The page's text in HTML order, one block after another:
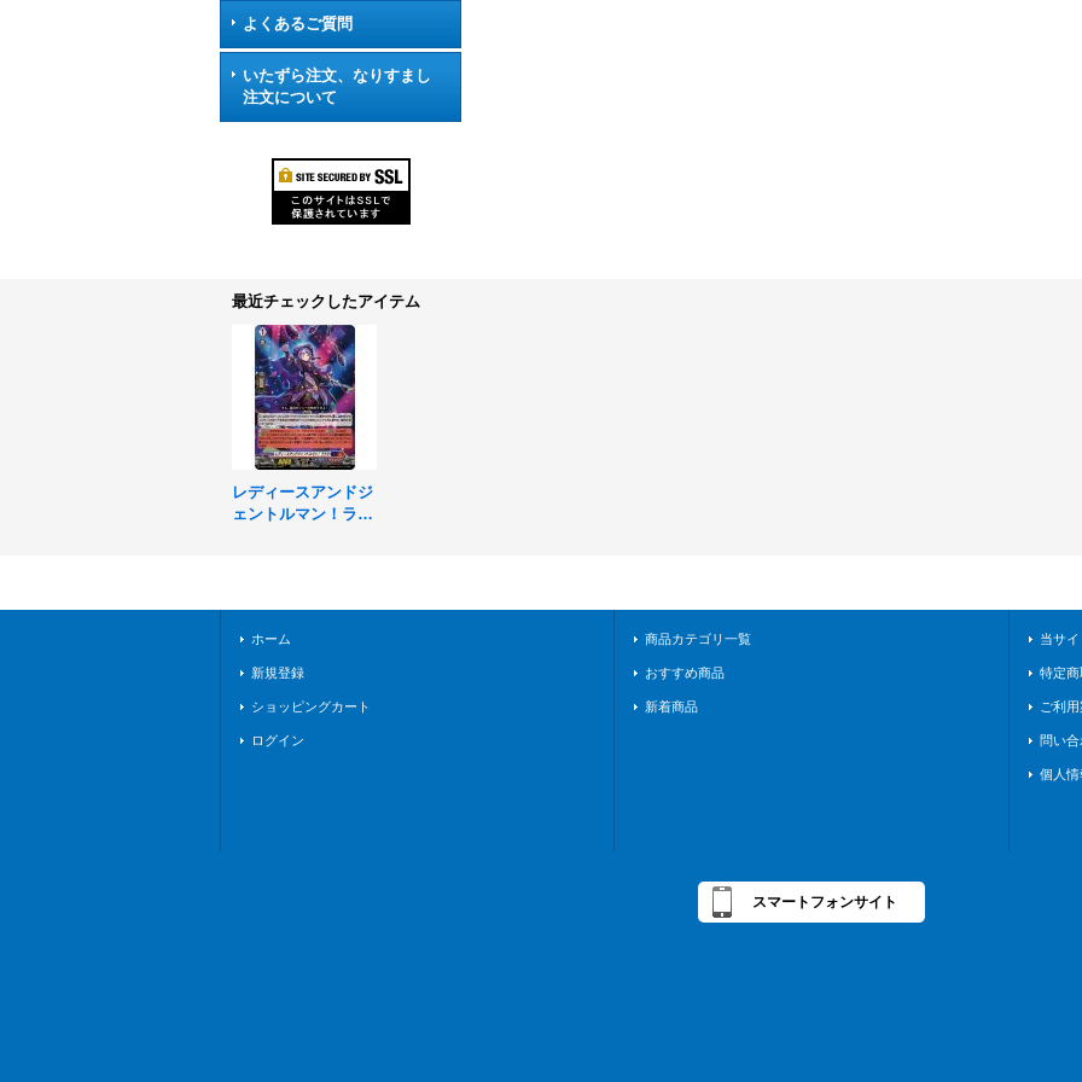
よくあるご質問
いたずら注文、なりすまし
注文について
最近チェックしたアイテム
レディースアンドジ
ェントルマン！ララ
ホーム
新規登録
ショッピングカート
ログイン
商品カテゴリ一覧
おすすめ商品
新着商品
当サ
特定
ご利
問い合
個人
スマートフォンサイト